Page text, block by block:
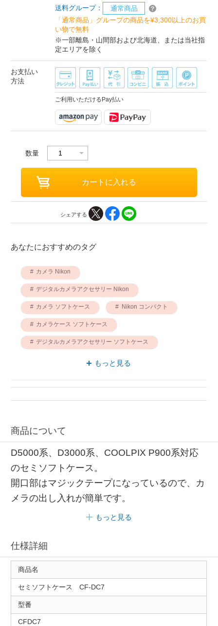
送料グループ：
通常商品
「通常商品」グループの商品を¥3,300以上のお買
い物で無料
※一部離島・山間部および北海道、または当社指
定エリアを除く
お支払い
方法
ご利用いただけるPay払い
数量
シェアする
あなたにおすすめのタグ
カメラ Nikon
デジタルカメラアクセサリー Nikon
カメラ ソフトケース Nikon コンパクト
カメラケース ソフトケース
デジタルカメラアクセサリー ソフトケース
もっと見る
商品について
D5000系、D3000系、COOLPIX P900系対応
のセミソフトケース。
開口部はマジックテープになっているので、カ
メラの出し入れが簡単です。
もっと見る
仕様詳細
商品名
セミソフトケース CF-DC7
型番
CFDC7